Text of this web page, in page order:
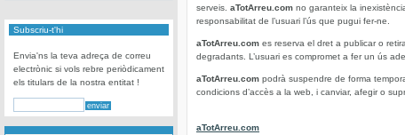
Subscriu-t'hi
Envia'ns la teva adreça de correu
electrònic si vols rebre periòdicament
els titulars de la nostra entitat !
serveis. aTotArreu.com no garanteix la
responsabilitat de l’usuari l’ús que pugui fer-ne.
aTotArreu.com es reserva el dret a publicar o
degradants. L’usuari es compromet a fer un ús
aTotArreu.com podrà suspendre de forma
condicions d’accès a la web, i canviar, afegir o
aTotArreu.com